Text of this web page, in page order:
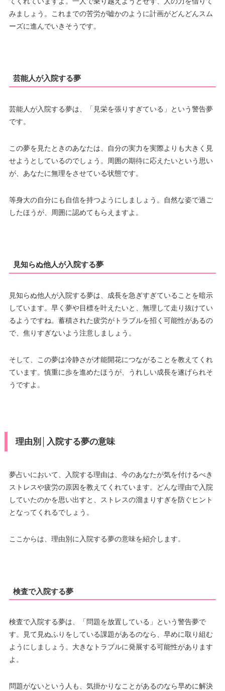
みましょう。これまでの苦労が嘘かのように計画がどんどんスム
ーズに進んでいきそうです。
芸能人が入院する夢
芸能人が入院する夢は、「見栄を張りすぎている」という警告夢
です。
この夢を見たときのあなたは、自分の実力を実際よりも大きく見
せようとしているのでしょう。周囲の期待に応えたいという思い
が、あなたに無理をさせている状態です。
等身大の自分にも自信を持つようにしましょう。自然な姿で過ご
したほうが、周囲に認めてもらえますよ。
見知らぬ他人が入院する夢
見知らぬ他人が入院する夢は、成長を急ぎすぎていることを暗示
しています。早く夢や目標を叶えたいと、無理して走り抜けてい
るようですね。蓄積された疲労がトラブルを招く可能性があるの
で、焦りすぎないよう注意しましょう。
そして、この夢は冷静さが才能開花につながることを教えてくれ
ています。慎重に歩を進めたほうが、うれしい成長を遂げられそ
うですよ。
理由別│入院する夢の意味
夢占いにおいて、入院する理由は、今のあなたが気を付けるべき
ストレスや疲労の原因を教えてくれています。どんな理由で入院
していたのかを思い出すと、ストレスの溜まりすぎを防ぐヒント
となってくれるでしょう。
ここからは、理由別に入院する夢の意味を紹介します。
検査で入院する夢
検査で入院する夢は、「問題を放置している」という警告夢で
す。見て見ぬふりをしている課題があるのなら、早めに取り組む
ようにしましょう。大きなトラブルに発展する可能性があります
よ。
問題がないという人も、気掛かりなことがあるのなら早めに解決